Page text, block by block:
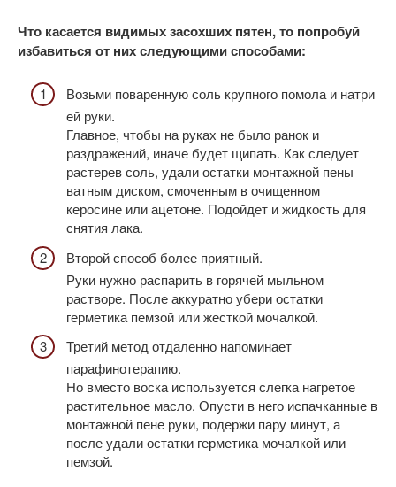
Что касается видимых засохших пятен, то попробуй
избавиться от них следующими способами:
Возьми поваренную соль крупного помола и натри
ей руки.
Главное, чтобы на руках не было ранок и
раздражений, иначе будет щипать. Как следует
растерев соль, удали остатки монтажной пены
ватным диском, смоченным в очищенном
керосине или ацетоне. Подойдет и жидкость для
снятия лака.
Второй способ более приятный.
Руки нужно распарить в горячей мыльном
растворе. После аккуратно убери остатки
герметика пемзой или жесткой мочалкой.
Третий метод отдаленно напоминает
парафинотерапию.
Но вместо воска используется слегка нагретое
растительное масло. Опусти в него испачканные в
монтажной пене руки, подержи пару минут, а
после удали остатки герметика мочалкой или
пемзой.